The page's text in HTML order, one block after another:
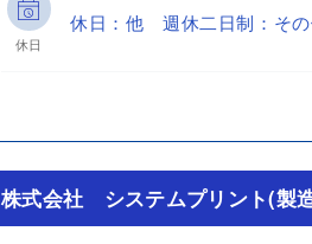
休日
休日：他 週休二日制：そ
株式会社 システムプリント(製